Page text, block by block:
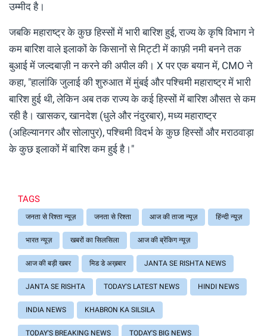
उम्मीद है।
जबकि महाराष्ट्र के कुछ हिस्सों में भारी बारिश हुई, राज्य के कृषि विभाग ने
कम बारिश वाले इलाकों के किसानों से मिट्टी में काफ़ी नमी बनने तक
बुआई में जल्दबाज़ी न करने की अपील की। X पर एक बयान में, CMO ने
कहा, "हालांकि जुलाई की शुरुआत में मुंबई और पश्चिमी महाराष्ट्र में भारी
बारिश हुई थी, लेकिन अब तक राज्य के कई हिस्सों में बारिश औसत से कम
रही है। खासकर, खानदेश (धुले और नंदुरबार), मध्य महाराष्ट्र
(अहिल्यानगर और सोलापुर), पश्चिमी विदर्भ के कुछ हिस्सों और मराठवाड़ा
के कुछ इलाकों में बारिश कम हुई है।"
TAGS
जनता से रिश्ता न्यूज़ जनता से रिश्ता आज की ताजा न्यूज़ हिंन्दी न्यूज़
भारत न्यूज़ खबरों का सिलसिला आज की ब्रेंकिग न्यूज़
आज की बड़ी खबर मिड डे अख़बार JANTA SE RISHTA NEWS
JANTA SE RISHTA TODAY'S LATEST NEWS HINDI NEWS
INDIA NEWS KHABRON KA SILSILA
TODAY'S BREAKING NEWS TODAY'S BIG NEWS